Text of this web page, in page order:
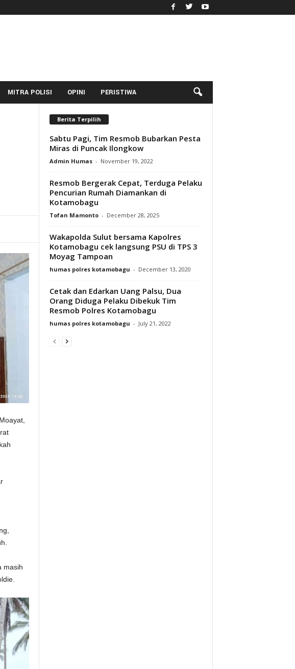
MITRA POLISI OPINI PERISTIWA
masih
Berita Terpilih
Sabtu Pagi, Tim Resmob Bubarkan Pesta
Miras di Puncak Ilongkow
Admin Humas - November 19, 2022
Resmob Bergerak Cepat, Terduga Pelaku
Pencurian Rumah Diamankan di
Kotamobagu
Tofan Mamonto - December 28, 2025
Wakapolda Sulut bersama Kapolres
Kotamobagu cek langsung PSU di TPS 3
Moyag Tampoan
humas polres kotamobagu - December 13, 2020
Cetak dan Edarkan Uang Palsu, Dua
Orang Diduga Pelaku Dibekuk Tim
Resmob Polres Kotamobagu
humas polres kotamobagu - July 21, 2022